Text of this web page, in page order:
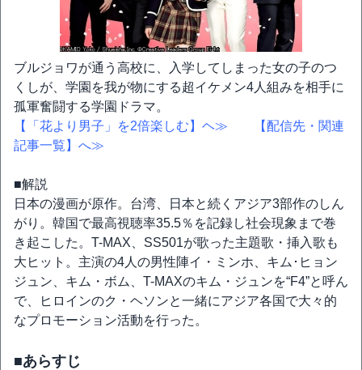
ブルジョワが通う高校に、入学してしまった女の子のつ
くしが、学園を我が物にする超イケメン4人組みを相手に
孤軍奮闘する学園ドラマ。
【「花より男子」を2倍楽しむ】ヘ≫
【配信先・関連
記事一覧】へ≫
■解説
日本の漫画が原作。台湾、日本と続くアジア3部作のしん
がり。韓国で最高視聴率35.5％を記録し社会現象まで巻
き起こした。T-MAX、SS501が歌った主題歌・挿入歌も
大ヒット。主演の4人の男性陣イ・ミンホ、キム･ヒョン
ジュン、キム・ボム、T-MAXのキム・ジュンを“F4”と呼ん
で、ヒロインのク・ヘソンと一緒にアジア各国で大々的
なプロモーション活動を行った。
■あらすじ